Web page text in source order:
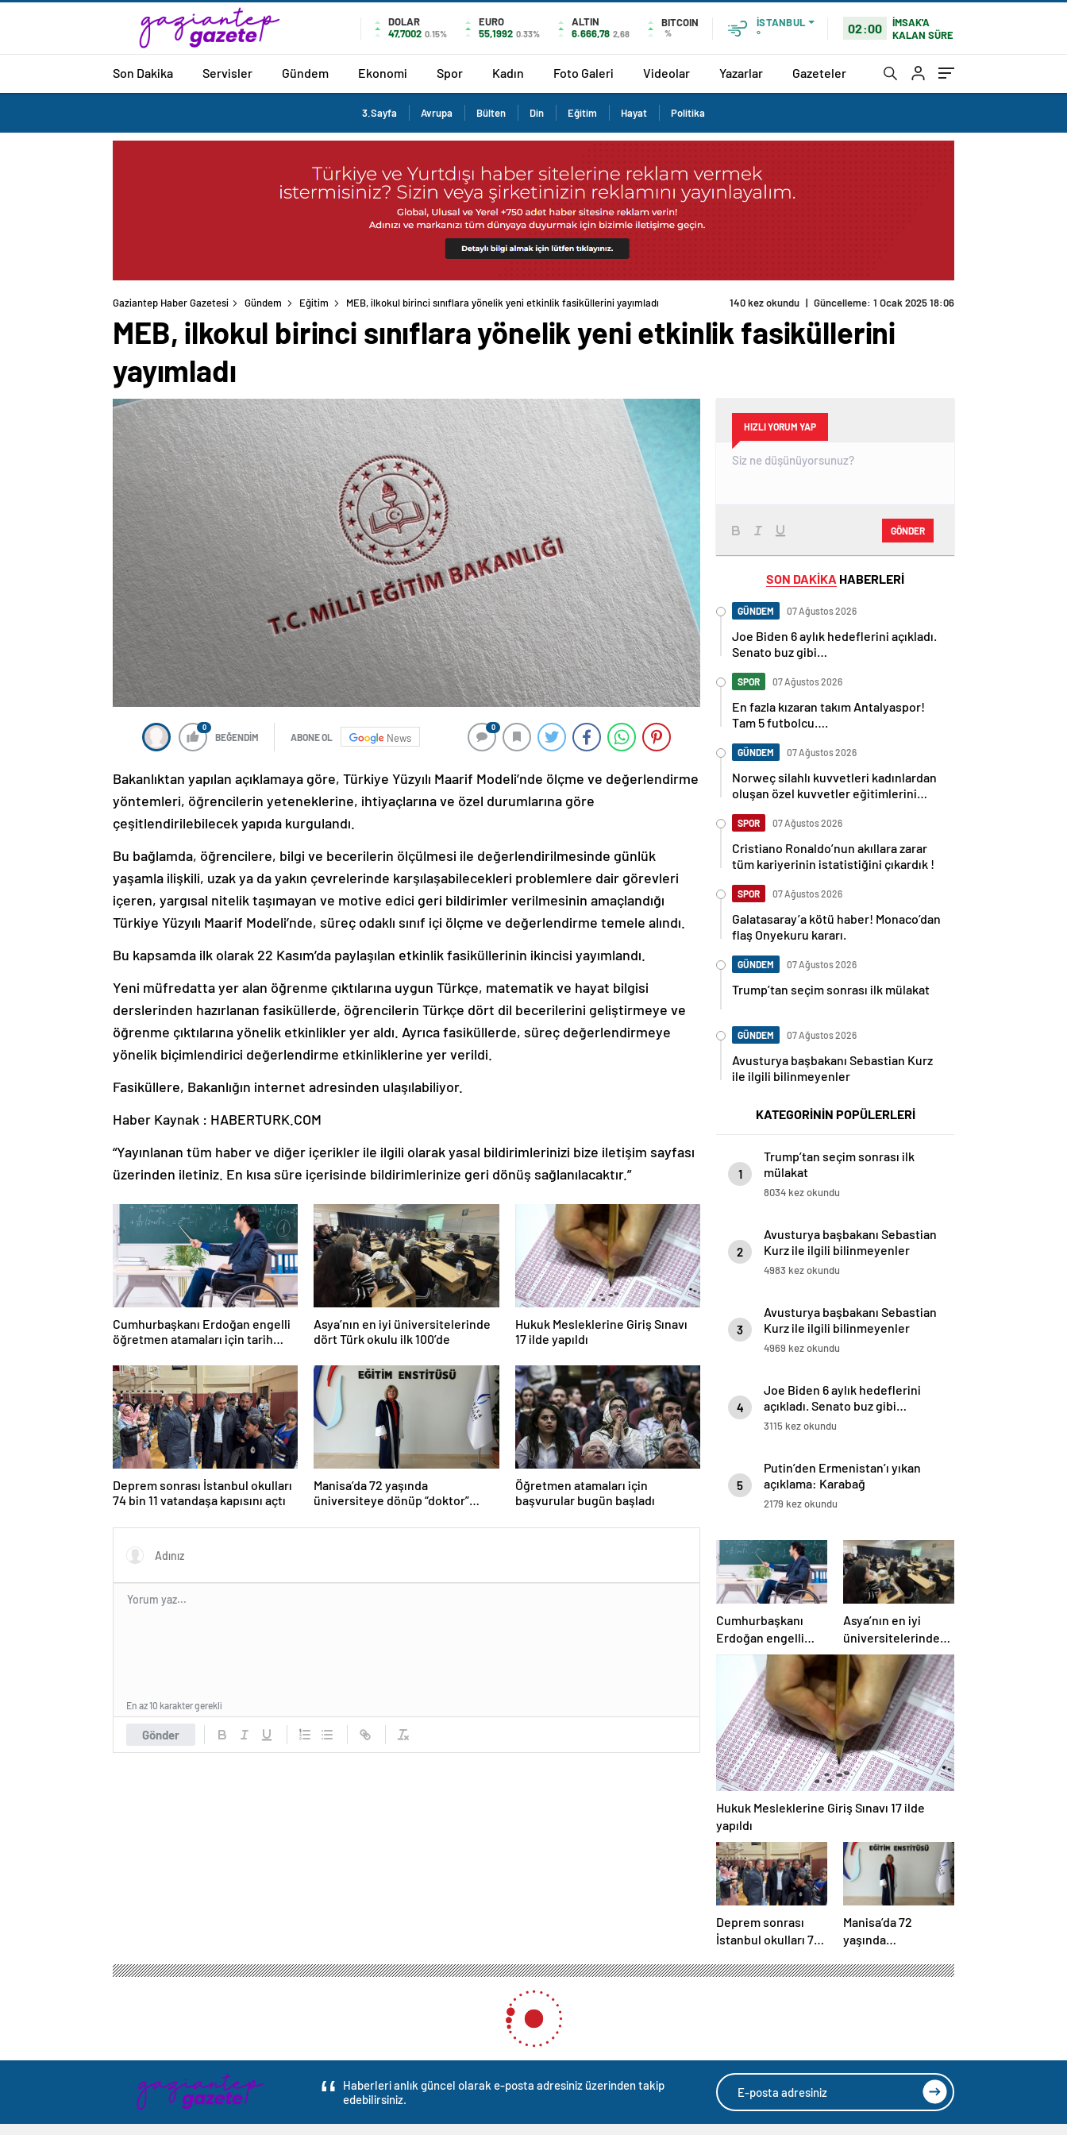
DOLAR
47,7002 0.15%
EURO
55,1992 0.33%
ALTIN
6.666,78 2,68
BITCOIN
%
İSTANBUL
°
02:00
İMSAK'A
KALAN SÜRE
Son Dakika Servisler Gündem Ekonomi Spor Kadın Foto Galeri Videolar Yazarlar Gazeteler
3.Sayfa Avrupa Bülten Din Eğitim Hayat Politika
Gaziantep Haber Gazetesi Gündem Eğitim MEB, ilkokul birinci sınıflara yönelik yeni etkinlik fasiküllerini yayımladı 140 kez okundu | Güncelleme: 1 Ocak 2025 18:06
MEB, ilkokul birinci sınıflara yönelik yeni etkinlik fasiküllerini
yayımladı
0
BEĞENDİM ABONE OL News
0
Bakanlıktan yapılan açıklamaya göre, Türkiye Yüzyılı Maarif Modeli’nde ölçme ve değerlendirme
yöntemleri, öğrencilerin yeteneklerine, ihtiyaçlarına ve özel durumlarına göre
çeşitlendirilebilecek yapıda kurgulandı.
Bu bağlamda, öğrencilere, bilgi ve becerilerin ölçülmesi ile değerlendirilmesinde günlük
yaşamla ilişkili, uzak ya da yakın çevrelerinde karşılaşabilecekleri problemlere dair görevleri
içeren, yargısal nitelik taşımayan ve motive edici geri bildirimler verilmesinin amaçlandığı
Türkiye Yüzyılı Maarif Modeli’nde, süreç odaklı sınıf içi ölçme ve değerlendirme temele alındı.
Bu kapsamda ilk olarak 22 Kasım’da paylaşılan etkinlik fasiküllerinin ikincisi yayımlandı.
Yeni müfredatta yer alan öğrenme çıktılarına uygun Türkçe, matematik ve hayat bilgisi
derslerinden hazırlanan fasiküllerde, öğrencilerin Türkçe dört dil becerilerini geliştirmeye ve
öğrenme çıktılarına yönelik etkinlikler yer aldı. Ayrıca fasiküllerde, süreç değerlendirmeye
yönelik biçimlendirici değerlendirme etkinliklerine yer verildi.
Fasiküllere, Bakanlığın internet adresinden ulaşılabiliyor.
Haber Kaynak : HABERTURK.COM
“Yayınlanan tüm haber ve diğer içerikler ile ilgili olarak yasal bildirimlerinizi bize iletişim sayfası
üzerinden iletiniz. En kısa süre içerisinde bildirimlerinize geri dönüş sağlanılacaktır.”
Cumhurbaşkanı Erdoğan engelli
öğretmen atamaları için tarih
Asya’nın en iyi üniversitelerinde
dört Türk okulu ilk 100’de
Hukuk Mesleklerine Giriş Sınavı
17 ilde yapıldı
Deprem sonrası İstanbul okulları
74 bin 11 vatandaşa kapısını açtı
Manisa’da 72 yaşında
üniversiteye dönüp “doktor”
Öğretmen atamaları için
başvurular bugün başladı
Gönder
En az 10 karakter gerekli
HIZLI YORUM YAP
GÖNDER
SON DAKİKA HABERLERİ
GÜNDEM 07 Ağustos 2026
Joe Biden 6 aylık hedeflerini açıkladı.
Senato buz gibi…
SPOR 07 Ağustos 2026
En fazla kızaran takım Antalyaspor!
Tam 5 futbolcu….
GÜNDEM 07 Ağustos 2026
Norweç silahlı kuvvetleri kadınlardan
oluşan özel kuvvetler eğitimlerini
SPOR 07 Ağustos 2026
Cristiano Ronaldo’nun akıllara zarar
tüm kariyerinin istatistiğini çıkardık !
SPOR 07 Ağustos 2026
Galatasaray’a kötü haber! Monaco’dan
flaş Onyekuru kararı.
GÜNDEM 07 Ağustos 2026
Trump’tan seçim sonrası ilk mülakat
GÜNDEM 07 Ağustos 2026
Avusturya başbakanı Sebastian Kurz
ile ilgili bilinmeyenler
KATEGORİNİN POPÜLERLERİ
1
Trump’tan seçim sonrası ilk
mülakat
8034 kez okundu
2
Avusturya başbakanı Sebastian
Kurz ile ilgili bilinmeyenler
4983 kez okundu
3
Avusturya başbakanı Sebastian
Kurz ile ilgili bilinmeyenler
4969 kez okundu
4
Joe Biden 6 aylık hedeflerini
açıkladı. Senato buz gibi…
3115 kez okundu
5
Putin’den Ermenistan’ı yıkan
açıklama: Karabağ
Azerbaycan’ın ayrılmaz bir
2179 kez okundu
Cumhurbaşkanı
Erdoğan engelli
öğretmen atamaları
için tarih verdi
Asya’nın en iyi
üniversitelerinde
dört Türk okulu ilk
100’de
Hukuk Mesleklerine Giriş Sınavı 17 ilde
yapıldı
Deprem sonrası
İstanbul okulları 74
kapısını açtı
Manisa’da 72
yaşında
“doktor” ünvanı aldı
Haberleri anlık güncel olarak e-posta adresiniz üzerinden takip
edebilirsiniz.